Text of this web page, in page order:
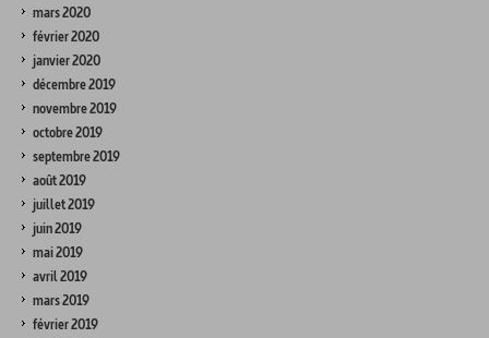
mars 2020
février 2020
janvier 2020
décembre 2019
novembre 2019
octobre 2019
septembre 2019
août 2019
juillet 2019
juin 2019
mai 2019
avril 2019
mars 2019
février 2019